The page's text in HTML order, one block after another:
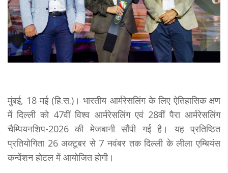
मुंबई, 18 मई (हि.स.)। भारतीय आर्मरेसलिंग के लिए ऐतिहासिक क्षण
में दिल्ली को 47वीं विश्व आर्मरेसलिंग एवं 28वीं पैरा आर्मरेसलिंग
चैम्पियनशिप-2026 की मेजबानी सौंपी गई है। यह प्रतिष्ठित
प्रतियोगिता 26 अक्टूबर से 7 नवंबर तक दिल्ली के लीला एम्बियंस
कन्वेंशन होटल में आयोजित होगी।